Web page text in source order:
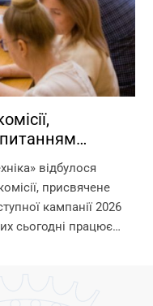
2026 року
відбулося
присвячене
кампанії 2026
сьогодні працює